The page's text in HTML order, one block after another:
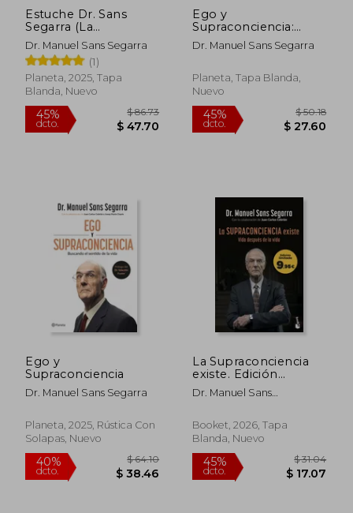
Estuche Dr. Sans
Segarra (La
Supraconciencia
existe + Ego y
Supraconciencia)
Dr. Manuel Sans Segarra
(1)
Planeta, 2025, Tapa
Blanda, Nuevo
Ego y
Supraconciencia:
Buscando el Sentido
de la Vida
Dr. Manuel Sans Segarra
Planeta, Tapa Blanda,
Nuevo
Ego y
Supraconciencia
Dr. Manuel Sans Segarra
Planeta, 2025, Rústica Con
Solapas, Nuevo
La Supraconciencia
existe. Edición
limitada a precio
especial
Dr. Manuel Sans
Cebrián
Booket, 2026, Tapa
Blanda, Nuevo